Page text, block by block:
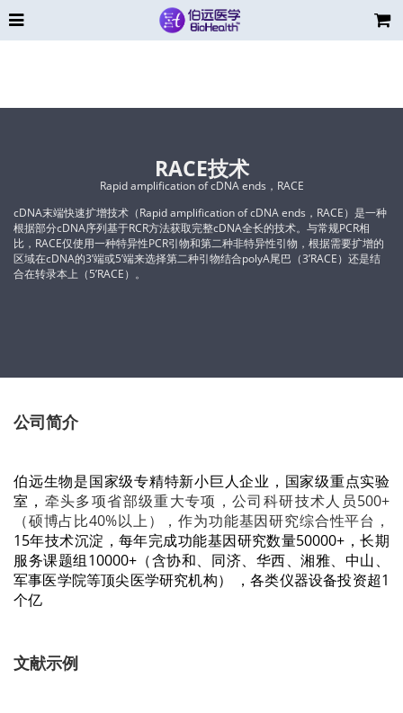
RACE技术
Rapid amplification of cDNA ends，RACE
cDNA末端快速扩增技术（Rapid amplification of cDNA ends，RACE）是一种
根据部分cDNA序列基于RCR方法获取完整cDNA全长的技术。与常规PCR相
比，RACE仅使用一种特异性PCR引物和第二种非特异性引物，根据需要扩增的
区域在cDNA的3’端或5’端来选择第二种引物结合polyA尾巴（3’RACE）还是结
合在转录本上（5’RACE）。
公司简介
伯远生物是国家级专精特新小巨人企业， 国家级重点实验
室， 牵头多项省部级重大专项，公司科研技术人员500+
（硕博占比40%以上），作为功能基因研究综合性平台，
15年技术沉淀，每年完成功能基因研究数量50000+，长期
服务课题组10000+（含协和、同济、华西、湘雅、中山、
军事医学院等顶尖医学研究机构）
，各类仪器设备投资超1
个亿
文献示例